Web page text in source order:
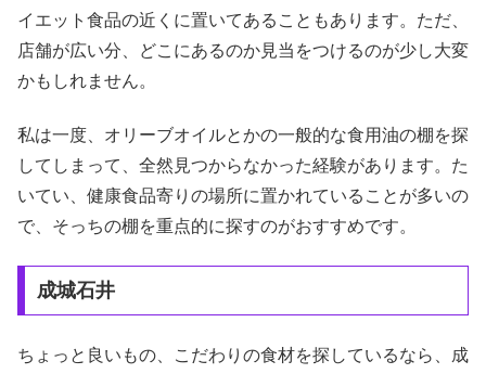
イエット食品の近くに置いてあることもあります。ただ、
店舗が広い分、どこにあるのか見当をつけるのが少し大変
かもしれません。
私は一度、オリーブオイルとかの一般的な食用油の棚を探
してしまって、全然見つからなかった経験があります。た
いてい、健康食品寄りの場所に置かれていることが多いの
で、そっちの棚を重点的に探すのがおすすめです。
成城石井
ちょっと良いもの、こだわりの食材を探しているなら、成